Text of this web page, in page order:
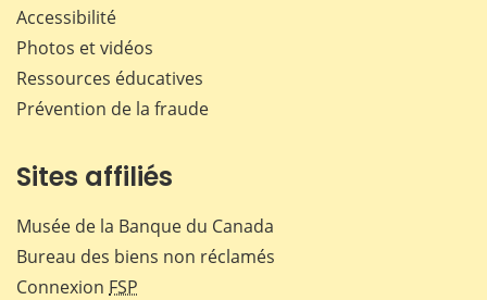
Accessibilité
Photos et vidéos
Ressources éducatives
Prévention de la fraude
Sites affiliés
Musée de la Banque du Canada
Bureau des biens non réclamés
Connexion FSP